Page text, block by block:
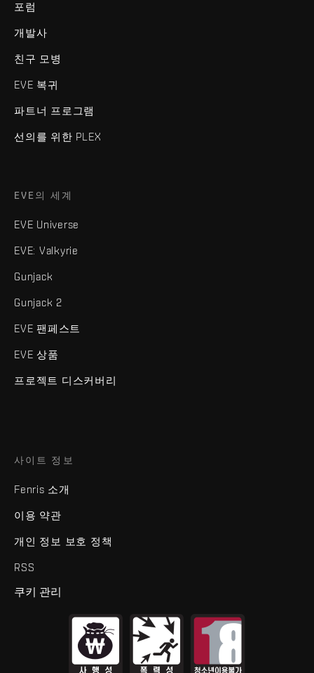
포럼
개발사
친구 모병
EVE 복귀
파트너 프로그램
선의를 위한 PLEX
EVE의 세계
EVE Universe
EVE: Valkyrie
Gunjack
Gunjack 2
EVE 팬페스트
EVE 상품
프로젝트 디스커버리
사이트 정보
Fenris 소개
이용 약관
개인 정보 보호 정책
RSS
쿠키 관리